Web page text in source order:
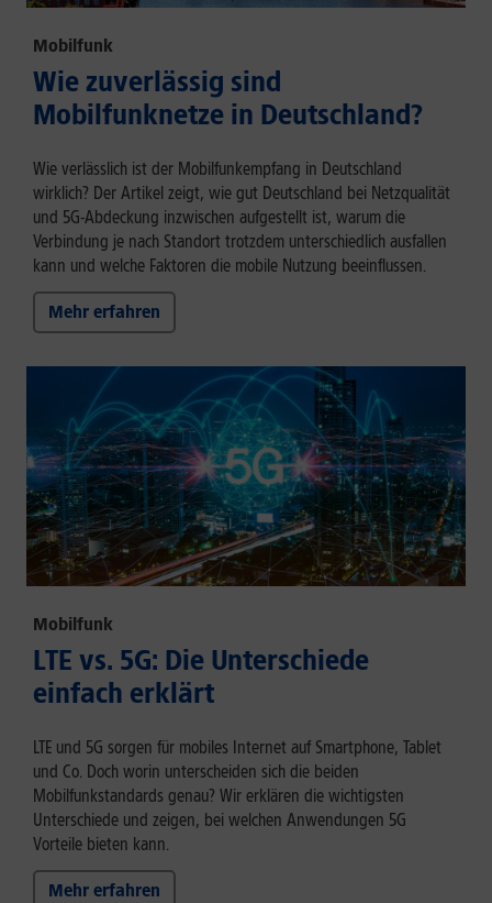
Mobilfunk
Wie zuverlässig sind
Mobilfunknetze in Deutschland?
Wie verlässlich ist der Mobilfunkempfang in Deutschland
wirklich? Der Artikel zeigt, wie gut Deutschland bei Netzqualität
und 5G-Abdeckung inzwischen aufgestellt ist, warum die
Verbindung je nach Standort trotzdem unterschiedlich ausfallen
kann und welche Faktoren die mobile Nutzung beeinflussen.
Mehr erfahren
Mobilfunk
LTE vs. 5G: Die Unterschiede
einfach erklärt
LTE und 5G sorgen für mobiles Internet auf Smartphone, Tablet
und Co. Doch worin unterscheiden sich die beiden
Mobilfunkstandards genau? Wir erklären die wichtigsten
Unterschiede und zeigen, bei welchen Anwendungen 5G
Vorteile bieten kann.
Mehr erfahren